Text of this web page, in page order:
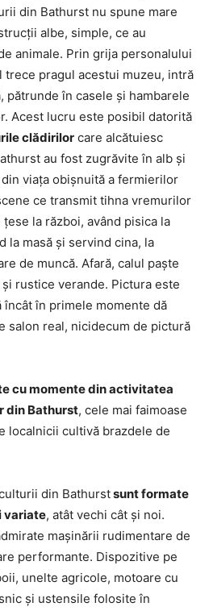
din Bathurst nu spune mare
albe, simple, ce au
animale. Prin grija personalului
trece pragul acestui muzeu, intră
în casele şi hambarele
Acest lucru este posibil datorită
clădirilor care alcătuiesc
au fost zugrăvite în alb şi
viaţa obişnuită a fermierilor
ce transmit tihna vremurilor
la război, având pisica la
la masă şi servind cina, la
de muncă. Afară, calul paşte
rustice verande. Pictura este
în primele momente dă
salon real, nicidecum de pictură
cu momente din activitatea
din Bathurst, cele mai faimoase
localnicii cultivă brazdele de
din Bathurstsunt formate
variate, atât vechi cât şi noi.
maşinării rudimentare de
performante. Dispozitive pe
unelte agricole, motoare cu
şi ustensile folosite în